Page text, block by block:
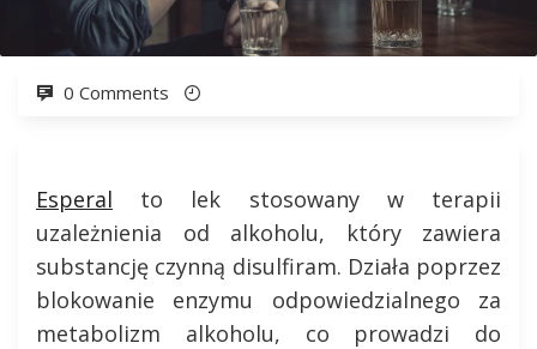
0 Comments
Esperal to lek stosowany w terapii
uzależnienia od alkoholu, który zawiera
substancję czynną disulfiram. Działa poprzez
blokowanie enzymu odpowiedzialnego za
metabolizm alkoholu, co prowadzi do